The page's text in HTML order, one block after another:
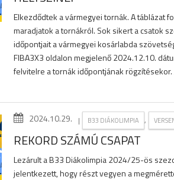
Elkezdődtek a vármegyei tornák. A táblázat
maradjatok a tornákról. Sok sikert a csatok
időpontjait a vármegyei kosárlabda
FIBA3X3 oldalon megjelenő 2024.12.10.
felvitelre a tornák időpontjának rögzítésekor.
2024.10.29. | B33 DIÁKOLIMPIA ,
REKORD SZÁMÚ CSAPAT
Lezárult a B33 Diákolimpia 2024/25-ös
jelentkezett, hogy részt vegyen a